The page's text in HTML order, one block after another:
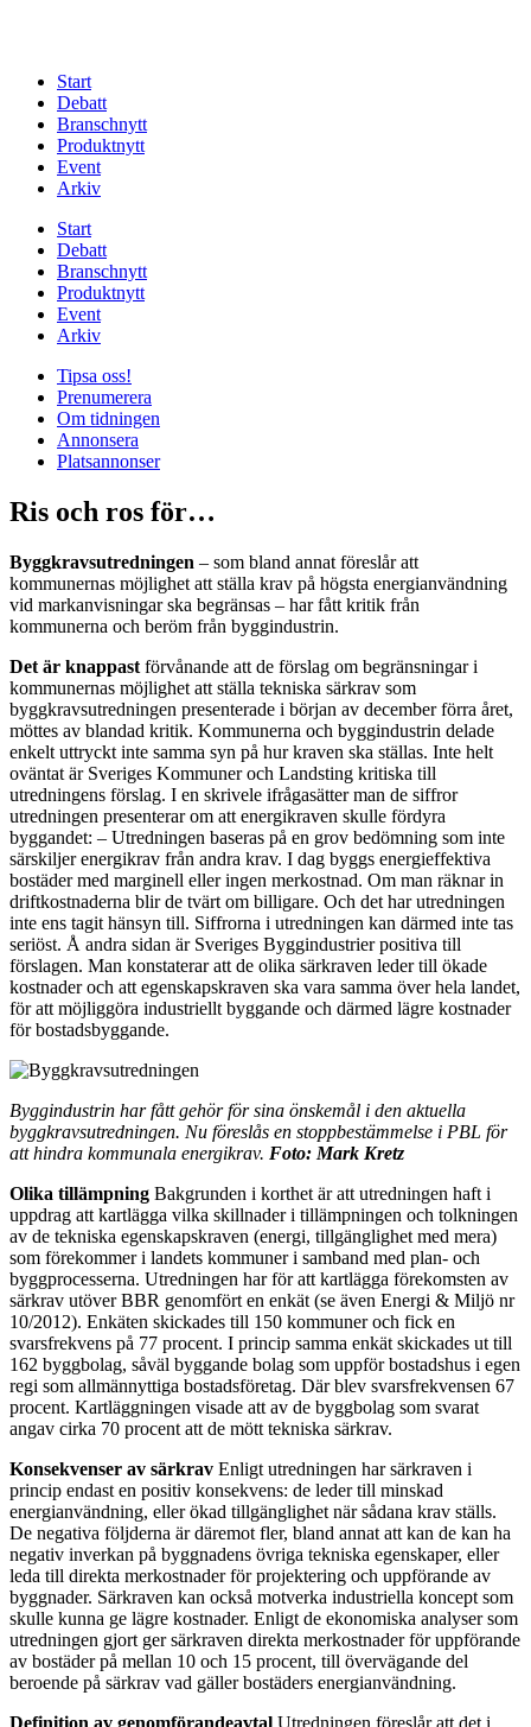
Start
Debatt
Branschnytt
Produktnytt
Event
Arkiv
Start
Debatt
Branschnytt
Produktnytt
Event
Arkiv
Tipsa oss!
Prenumerera
Om tidningen
Annonsera
Platsannonser
Ris och ros för…
Byggkravsutredningen – som bland annat föreslår att
kommunernas möjlighet att ställa krav på högsta energianvändning
vid markanvisningar ska begränsas – har fått kritik från
kommunerna och beröm från byggindustrin.
Det är knappast förvånande att de förslag om begränsningar i
kommunernas möjlighet att ställa tekniska särkrav som
byggkravsutredningen presenterade i början av december förra året,
möttes av blandad kritik. Kommunerna och byggindustrin delade
enkelt uttryckt inte samma syn på hur kraven ska ställas. Inte helt
oväntat är Sveriges Kommuner och Landsting kritiska till
utredningens förslag. I en skrivele ifrågasätter man de siffror
utredningen presenterar om att energikraven skulle fördyra
byggandet: – Utredningen baseras på en grov bedömning som inte
särskiljer energikrav från andra krav. I dag byggs energieffektiva
bostäder med marginell eller ingen merkostnad. Om man räknar in
driftkostnaderna blir de tvärt om billigare. Och det har utredningen
inte ens tagit hänsyn till. Siffrorna i utredningen kan därmed inte tas
seriöst. Å andra sidan är Sveriges Byggindustrier positiva till
förslagen. Man konstaterar att de olika särkraven leder till ökade
kostnader och att egenskapskraven ska vara samma över hela landet,
för att möjliggöra industriellt byggande och därmed lägre kostnader
för bostadsbyggande.
Byggindustrin har fått gehör för sina önskemål i den aktuella
byggkravsutredningen. Nu föreslås en stoppbestämmelse i PBL för
att hindra kommunala energikrav. Foto: Mark Kretz
Olika tillämpning Bakgrunden i korthet är att utredningen haft i
uppdrag att kartlägga vilka skillnader i tillämpningen och tolkningen
av de tekniska egenskapskraven (energi, tillgänglighet med mera)
som förekommer i landets kommuner i samband med plan- och
byggprocesserna. Utredningen har för att kartlägga förekomsten av
särkrav utöver BBR genomfört en enkät (se även Energi & Miljö nr
10/2012). Enkäten skickades till 150 kommuner och fick en
svarsfrekvens på 77 procent. I princip samma enkät skickades ut till
162 byggbolag, såväl byggande bolag som uppför bostadshus i egen
regi som allmännyttiga bostadsföretag. Där blev svarsfrekvensen 67
procent. Kartläggningen visade att av de byggbolag som svarat
angav cirka 70 procent att de mött tekniska särkrav.
Konsekvenser av särkrav Enligt utredningen har särkraven i
princip endast en positiv konsekvens: de leder till minskad
energianvändning, eller ökad tillgänglighet när sådana krav ställs.
De negativa följderna är däremot fler, bland annat att kan de kan ha
negativ inverkan på byggnadens övriga tekniska egenskaper, eller
leda till direkta merkostnader för projektering och uppförande av
byggnader. Särkraven kan också motverka industriella koncept som
skulle kunna ge lägre kostnader. Enligt de ekonomiska analyser som
utredningen gjort ger särkraven direkta merkostnader för uppförande
av bostäder på mellan 10 och 15 procent, till övervägande del
beroende på särkrav vad gäller bostäders energianvändning.
Definition av genomförandeavtal Utredningen föreslår att det i